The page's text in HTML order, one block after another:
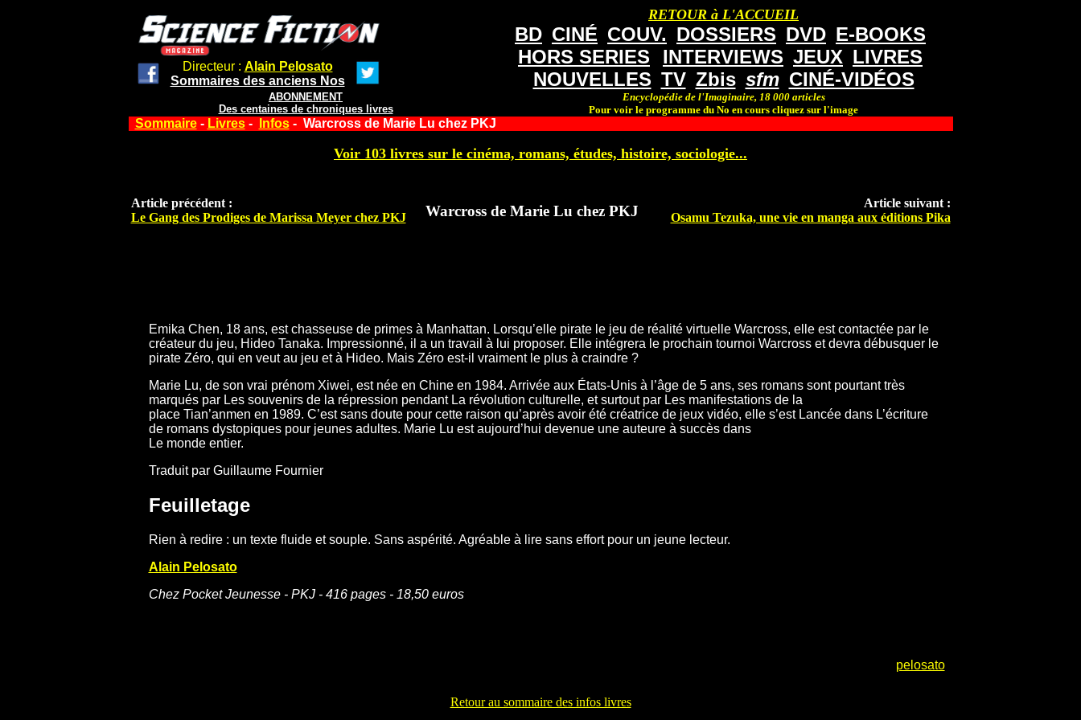
Directeur : Alain Pelosato
Sommaires des anciens Nos
ABONNEMENT
Des centaines de chroniques livres
RETOUR à L'ACCUEIL
BD CINÉ COUV. DOSSIERS DVD E-BOOKS
HORS SERIES
INTERVIEWS JEUX LIVRES
NOUVELLES TV Zbis sfm CINÉ-VIDÉOS
Encyclopédie de l'Imaginaire, 18 000 articles
Pour voir le programme du No en cours cliquez sur l'image
Sommaire- Livres- Infos- Warcross de Marie Lu chez PKJ
Voir 103 livres sur le cinéma, romans, études, histoire, sociologie...
Article précédent :
Le Gang des Prodiges de Marissa Meyer chez PKJ
Warcross de Marie Lu chez PKJ
Article suivant :
Osamu Tezuka, une vie en manga aux éditions Pika
Emika Chen, 18 ans, est chasseuse de primes à Manhattan. Lorsqu’elle pirate le jeu de réalité virtuelle Warcross, elle est contactée par le
créateur du jeu, Hideo Tanaka. Impressionné, il a un travail à lui proposer. Elle intégrera le prochain tournoi Warcross et devra débusquer le
pirate Zéro, qui en veut au jeu et à Hideo. Mais Zéro est-il vraiment le plus à craindre ?
Marie Lu, de son vrai prénom Xiwei, est née en Chine en 1984. Arrivée aux États-Unis à l’âge de 5 ans, ses romans sont pourtant très
marqués par Les souvenirs de la répression pendant La révolution culturelle, et surtout par Les manifestations de la
place Tian’anmen en 1989. C’est sans doute pour cette raison qu’après avoir été créatrice de jeux vidéo, elle s’est Lancée dans L’écriture
de romans dystopiques pour jeunes adultes. Marie Lu est aujourd’hui devenue une auteure à succès dans
Le monde entier.
Traduit par Guillaume Fournier
Feuilletage
Rien à redire : un texte fluide et souple. Sans aspérité. Agréable à lire sans effort pour un jeune lecteur.
Alain Pelosato
Chez Pocket Jeunesse - PKJ - 416 pages - 18,50 euros
pelosato
Retour au sommaire des infos livres